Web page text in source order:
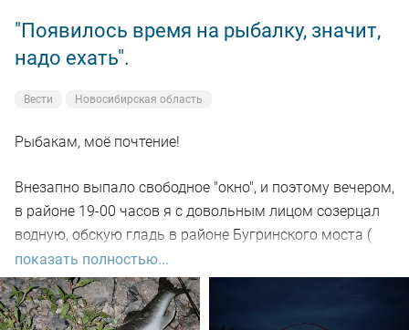
"Появилось время на рыбалку, значит,
надо ехать".
Вести Новосибирская область
Рыбакам, моё почтение!
Внезапно выпало свободное "окно", и поэтому вечером,
в районе 19-00 часов я с довольным лицом созерцал
водную, обскую гладь в районе Бугринского моста (
правый берег).
Отдыхающего люда просто тьма, и на берегу ,и на
показать полностью...